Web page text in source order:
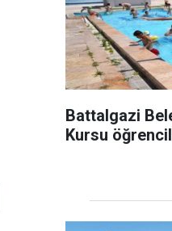
Battalgazi
Kursu